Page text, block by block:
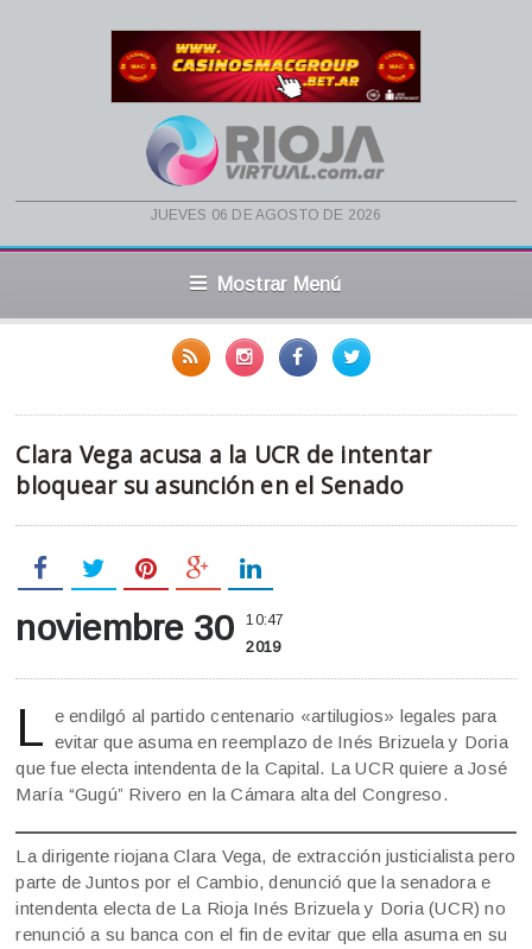
jueves 06 de agosto de 2026
Mostrar Menú
Clara Vega acusa a la UCR de intentar
bloquear su asunción en el Senado
noviembre 30 10:47
2019
L e endilgó al partido centenario «artilugios» legales para
evitar que asuma en reemplazo de Inés Brizuela y Doria
que fue electa intendenta de la Capital. La UCR quiere a José
María “Gugú” Rivero en la Cámara alta del Congreso.
La dirigente riojana Clara Vega, de extracción justicialista pero
parte de Juntos por el Cambio, denunció que la senadora e
intendenta electa de La Rioja Inés Brizuela y Doria (UCR) no
renunció a su banca con el fin de evitar que ella asuma en su